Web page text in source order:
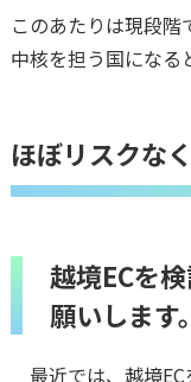
このあたりは現段
中核を担う国になる
ほぼリスクな
越境ECを
願いします。
最近では、越境